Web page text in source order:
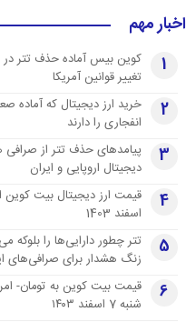
اخبار مهم
1
کوین بیس آماده حذف تتر
تغییر قوانین آمریکا
2
خرید ارز دیجیتال که آماده
انفجاری را دارند
3
پیامدهای حذف تتر از صرافی
دیجیتال اروپایی و ایران
4
اسفند 1403
5
تتر چطور دارایی‌ها را بلوکه
زنگ هشدار برای صرافی‌های
6
قیمت بیت کوین به تومان-
شنبه 7 اسفند ۱۴۰۳